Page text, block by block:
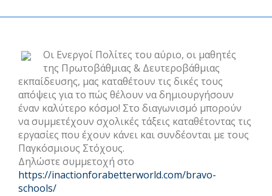
Οι Ενεργοί Πολίτες του αύριο, οι μαθητές
της Πρωτοβάθμιας & Δευτεροβάθμιας
εκπαίδευσης, μας καταθέτουν τις δικές τους
απόψεις για το πώς θέλουν να δημιουργήσουν
έναν καλύτερο κόσμο! Στο διαγωνισμό μπορούν
να συμμετέχουν σχολικές τάξεις καταθέτοντας τις
εργασίες που έχουν κάνει και συνδέονται με τους
Παγκόσμιους Στόχους.
Δηλώστε συμμετοχή στο
https://inactionforabetterworld.com/bravo-
schools/